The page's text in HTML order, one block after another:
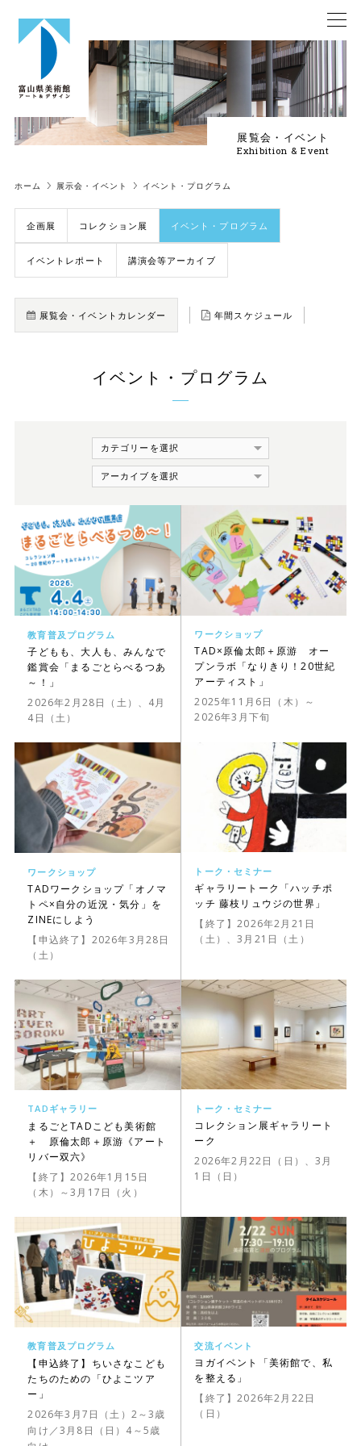
展覧会・イベント
Exhibition & Event
ホーム 展示会・イベント イベント・プログラム
企画展 コレクション展 イベント・プログラム
イベントレポート 講演会等アーカイブ
展覧会・イベントカレンダー 年間スケジュール
イベント・プログラム
教育普及プログラム
子どもも、大人も、みんなで
鑑賞会「まるごとらべるつあ
～！」
2026年2月28日（土）、4月
4日（土）
ワークショップ
TAD×原倫太郎＋原游 オー
プンラボ「なりきり！20世紀
アーティスト」
2025年11月6日（木）～
2026年3月下旬
ワークショップ
TADワークショップ「オノマ
トペ×自分の近況・気分」を
ZINEにしよう
【申込終了】2026年3月28日
（土）
トーク・セミナー
ギャラリートーク「ハッチポ
ッチ 藤枝リュウジの世界」
【終了】2026年2月21日
（土）、3月21日（土）
TADギャラリー
まるごとTADこども美術館
＋ 原倫太郎＋原游《アート
リバー双六》
【終了】2026年1月15日
（木）～3月17日（火）
トーク・セミナー
コレクション展ギャラリート
ーク
2026年2月22日（日）、3月
1日（日）
教育普及プログラム
【申込終了】ちいさなこども
たちのための「ひよこツア
ー」
2026年3月7日（土） 2～3歳
向け ／3月8日（日） 4～5歳
交流イベント
ヨガイベント「美術館で、私
を整える」
【終了】2026年2月22日
（日）